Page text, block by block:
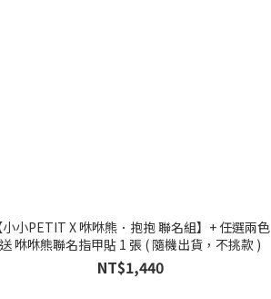
小小PETIT X 咻咻熊．抱抱 聯名組】+ 任選兩色
送 咻咻熊聯名指甲貼 1 張 ( 隨機出貨，不挑款 )
NT$1,440